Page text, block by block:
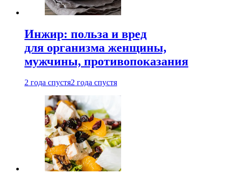
Инжир: польза и вред
для организма женщины,
мужчины, противопоказания
2 года спустя2 года спустя